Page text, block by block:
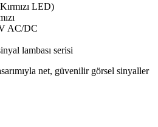
LED)
AC/DC
lambası serisi
net, güvenilir görsel sinyaller